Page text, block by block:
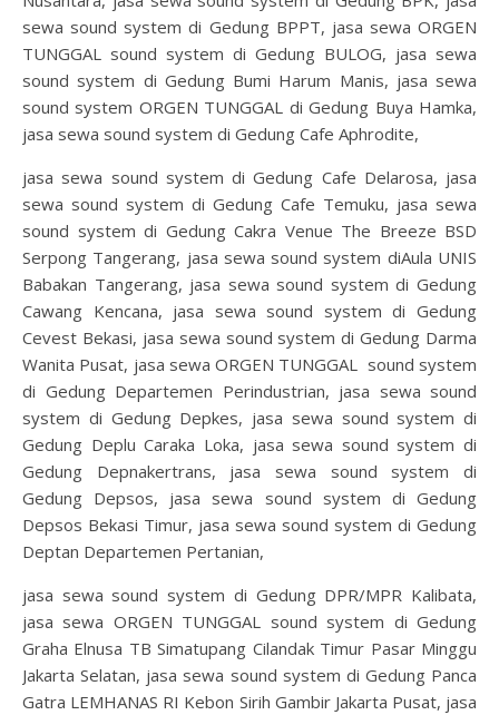
sewa sound system di Gedung BPPT, jasa sewa ORGEN
TUNGGAL sound system di Gedung BULOG, jasa sewa
sound system di Gedung Bumi Harum Manis, jasa sewa
sound system ORGEN TUNGGAL di Gedung Buya Hamka,
jasa sewa sound system di Gedung Cafe Aphrodite,
jasa sewa sound system di Gedung Cafe Delarosa, jasa
sewa sound system di Gedung Cafe Temuku, jasa sewa
sound system di Gedung Cakra Venue The Breeze BSD
Serpong Tangerang, jasa sewa sound system diAula UNIS
Babakan Tangerang, jasa sewa sound system di Gedung
Cawang Kencana, jasa sewa sound system di Gedung
Cevest Bekasi, jasa sewa sound system di Gedung Darma
Wanita Pusat, jasa sewa ORGEN TUNGGAL sound system
di Gedung Departemen Perindustrian, jasa sewa sound
system di Gedung Depkes, jasa sewa sound system di
Gedung Deplu Caraka Loka, jasa sewa sound system di
Gedung Depnakertrans, jasa sewa sound system di
Gedung Depsos, jasa sewa sound system di Gedung
Depsos Bekasi Timur, jasa sewa sound system di Gedung
Deptan Departemen Pertanian,
jasa sewa sound system di Gedung DPR/MPR Kalibata,
jasa sewa ORGEN TUNGGAL sound system di Gedung
Graha Elnusa TB Simatupang Cilandak Timur Pasar Minggu
Jakarta Selatan, jasa sewa sound system di Gedung Panca
Gatra LEMHANAS RI Kebon Sirih Gambir Jakarta Pusat, jasa